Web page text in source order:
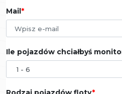
Mail
Ile pojazdów chciałbyś